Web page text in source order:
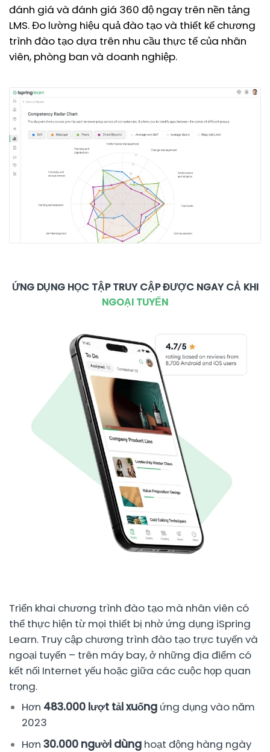
đánh giá và đánh giá 360 độ ngay trên nền tảng
LMS. Đo lường hiệu quả đào tạo và thiết kế chương
trình đào tạo dựa trên nhu cầu thực tế của nhân
viên, phòng ban và doanh nghiệp.
ỨNG DỤNG HỌC TẬP TRUY CẬP ĐƯỢC NGAY CẢ KHI
NGOẠI TUYẾN
Triển khai chương trình đào tạo mà nhân viên có
thể thực hiện từ mọi thiết bị nhờ ứng dụng iSpring
Learn. Truy cập chương trình đào tạo trực tuyến và
ngoại tuyến – trên máy bay, ở những địa điểm có
kết nối Internet yếu hoặc giữa các cuộc họp quan
trọng.
Hơn 483.000 lượt tải xuốngứng dụng vào năm
2023
Hơn 30.000 người dùnghoạt động hàng ngày